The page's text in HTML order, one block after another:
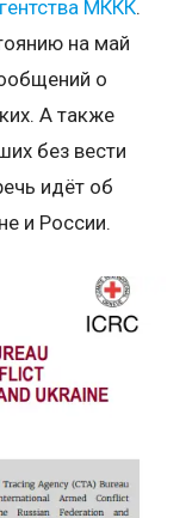
МККК.
на май
о
А также
без вести
идёт об
и России.